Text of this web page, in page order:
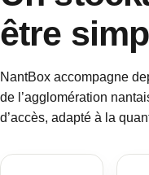
être
NantBox accompagne
de l’agglomération
d’accès, adapté à la